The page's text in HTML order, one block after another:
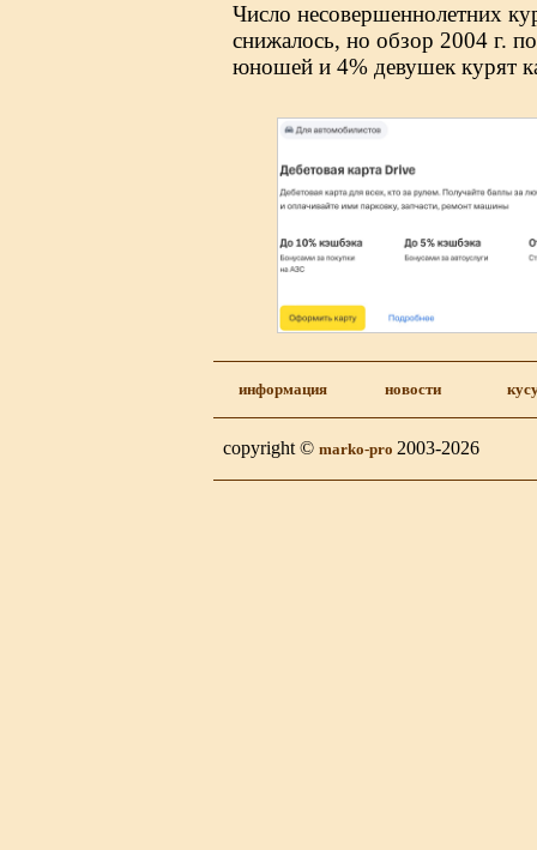
Число несовершеннолетних
снижалось, но обзор 2004 г.
юношей и 4% девушек курят
информация новости
copyright © marko-pro 2003-2026